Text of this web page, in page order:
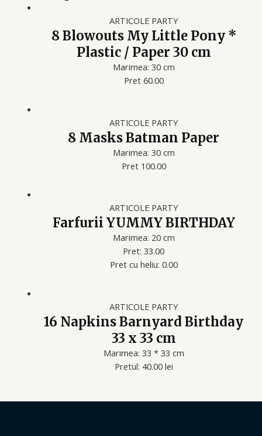
ARTICOLE PARTY
8 Blowouts My Little Pony *
Plastic / Paper 30 cm
Marimea: 30 cm
Pret 60.00
ARTICOLE PARTY
8 Masks Batman Paper
Marimea: 30 cm
Pret 100.00
ARTICOLE PARTY
Farfurii YUMMY BIRTHDAY
Marimea: 20 cm
Pret: 33.00
Pret cu heliu: 0.00
ARTICOLE PARTY
16 Napkins Barnyard Birthday
33 x 33 cm
Marimea: 33 * 33 cm
Pretul: 40.00 lei